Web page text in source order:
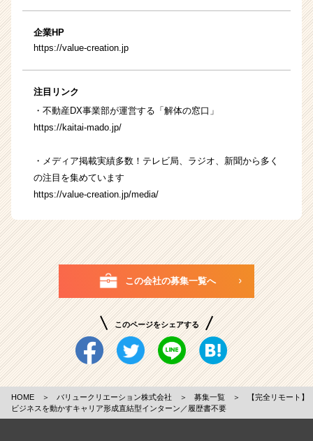
企業HP
https://value-creation.jp
注目リンク
・不動産DX事業部が運営する「解体の窓口」
https://kaitai-mado.jp/
・メディア掲載実績多数！テレビ局、ラジオ、新聞から多く
の注目を集めています
https://value-creation.jp/media/
この会社の募集一覧へ
このページをシェアする
HOME ＞ バリュークリエーション株式会社 ＞ 募集一覧 ＞
【完全リモート】
ビジネスを動かすキャリア形成直結型インターン／履歴書不要